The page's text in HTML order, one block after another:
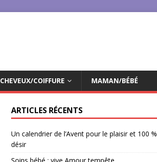
CHEVEUX/COIFFURE MAMAN/BÉBÉ
ARTICLES RÉCENTS
Un calendrier de l’Avent pour le plaisir et 100 %
désir